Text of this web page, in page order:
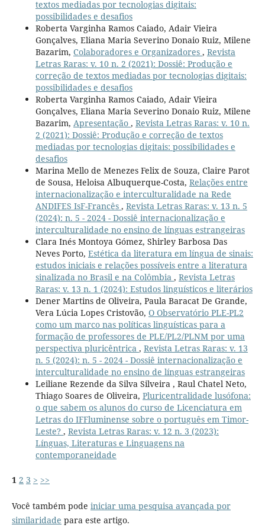
textos mediadas por tecnologias digitais:
possibilidades e desafios
Roberta Varginha Ramos Caiado, Adair Vieira
Gonçalves, Eliana Maria Severino Donaio Ruiz, Milene
Bazarim, Colaboradores e Organizadores , Revista
Letras Raras: v. 10 n. 2 (2021): Dossiê: Produção e
correção de textos mediadas por tecnologias digitais:
possibilidades e desafios
Roberta Varginha Ramos Caiado, Adair Vieira
Gonçalves, Eliana Maria Severino Donaio Ruiz, Milene
Bazarim, Apresentação , Revista Letras Raras: v. 10 n.
2 (2021): Dossiê: Produção e correção de textos
mediadas por tecnologias digitais: possibilidades e
desafios
Marina Mello de Menezes Felix de Souza, Claire Parot
de Sousa, Heloisa Albuquerque-Costa, Relações entre
internacionalização e interculturalidade na Rede
ANDIFES IsF-Francês , Revista Letras Raras: v. 13 n. 5
(2024): n. 5 - 2024 - Dossiê internacionalização e
interculturalidade no ensino de línguas estrangeiras
Clara Inés Montoya Gómez, Shirley Barbosa Das
Neves Porto, Estética da literatura em língua de sinais:
estudos iniciais e relações possíveis entre a literatura
sinalizada no Brasil e na Colômbia , Revista Letras
Raras: v. 13 n. 1 (2024): Estudos linguísticos e literários
Dener Martins de Oliveira, Paula Baracat De Grande,
Vera Lúcia Lopes Cristovão, O Observatório PLE-PL2
como um marco nas políticas linguísticas para a
formação de professores de PLE/PL2/PLNM por uma
perspectiva pluricêntrica , Revista Letras Raras: v. 13
n. 5 (2024): n. 5 - 2024 - Dossiê internacionalização e
interculturalidade no ensino de línguas estrangeiras
Leiliane Rezende da Silva Silveira , Raul Chatel Neto,
Thiago Soares de Oliveira, Pluricentralidade lusófona:
o que sabem os alunos do curso de Licenciatura em
Letras do IFFluminense sobre o português em Timor-
Leste? , Revista Letras Raras: v. 12 n. 3 (2023):
Línguas, Literaturas e Linguagens na
contemporaneidade
1 2 3 > >>
Você também pode iniciar uma pesquisa avançada por
similaridade para este artigo.